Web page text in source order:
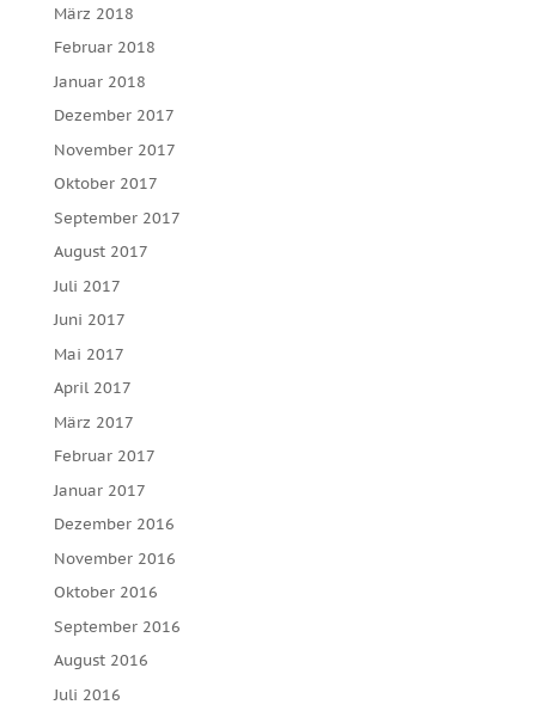
März 2018
Februar 2018
Januar 2018
Dezember 2017
November 2017
Oktober 2017
September 2017
August 2017
Juli 2017
Juni 2017
Mai 2017
April 2017
März 2017
Februar 2017
Januar 2017
Dezember 2016
November 2016
Oktober 2016
September 2016
August 2016
Juli 2016